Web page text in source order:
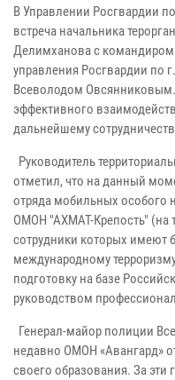
В Управлении Росгвардии
встреча начальника
Делимханова с
управления Росгвардии по
Всеволодом
эффективного
дальнейшему
Руководитель
отметил, что на данный
отряда мобильных особого
ОМОН "АХМАТ-Крепость" (на
сотрудники которых имеют
международному
подготовку на базе
руководством
Генерал-майор полиции
недавно ОМОН «Авангард»
своего образования. За